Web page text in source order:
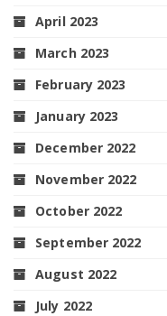
April 2023
March 2023
February 2023
January 2023
December 2022
November 2022
October 2022
September 2022
August 2022
July 2022